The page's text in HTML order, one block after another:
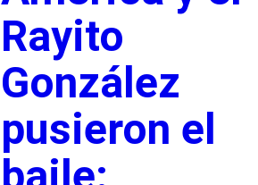
Rayito
González
pusieron el